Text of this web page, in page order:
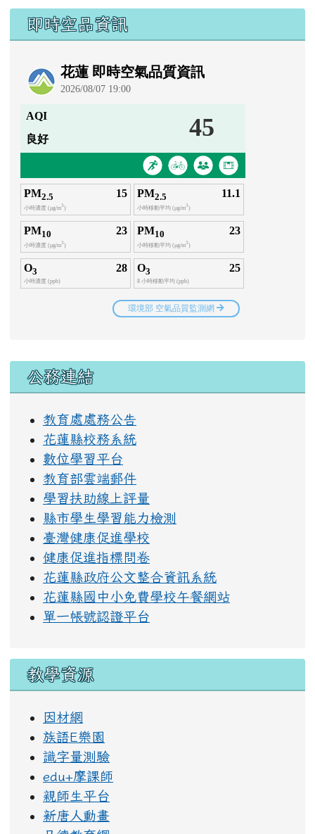
即時空品資訊
右邊區域內容
公務連結
教育處處務公告
花蓮縣校務系統
數位學習平台
教育部雲端郵件
學習扶助線上評量
縣市學生學習能力檢測
臺灣健康促進學校
健康促進指標問卷
花蓮縣政府公文整合資訊系統
花蓮縣國中小免費學校午餐網站
單一帳號認證平台
教學資源
因材網
族語E樂園
識字量測驗
edu+摩課師
親師生平台
新唐人動畫